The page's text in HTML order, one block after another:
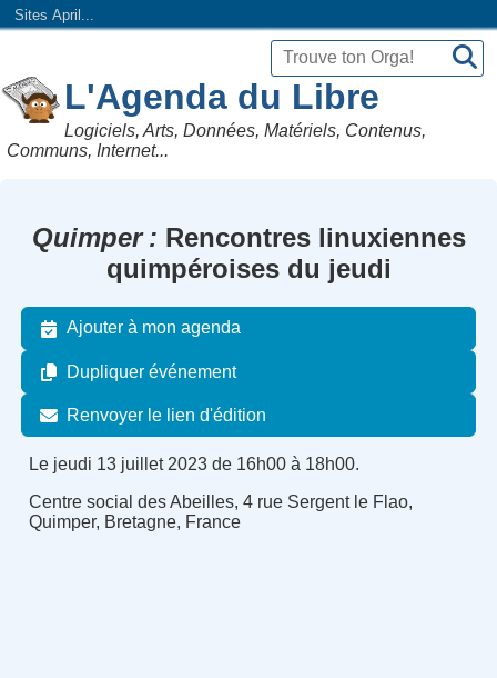
Sites April...
L'Agenda du Libre
Logiciels, Arts, Données, Matériels, Contenus,
Communs, Internet...
Quimper
Rencontres linuxiennes
quimpéroises du jeudi
Ajouter à mon agenda
Dupliquer événement
Renvoyer le lien d'édition
Le jeudi 13 juillet 2023 de 16h00 à 18h00.
Centre social des Abeilles, 4 rue Sergent le Flao,
Quimper, Bretagne, France